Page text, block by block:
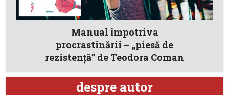
Manual împotriva
procrastinării – „piesă de
rezistență” de Teodora Coman
despre autor